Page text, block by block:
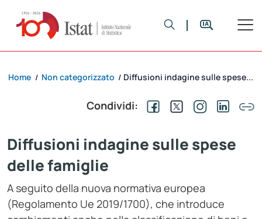
Home / Non categorizzato / Diffusioni indagine sulle spese...
Condividi:
Diffusioni indagine sulle spese
delle famiglie
A seguito della nuova normativa europea
(Regolamento Ue 2019/1700), che introduce